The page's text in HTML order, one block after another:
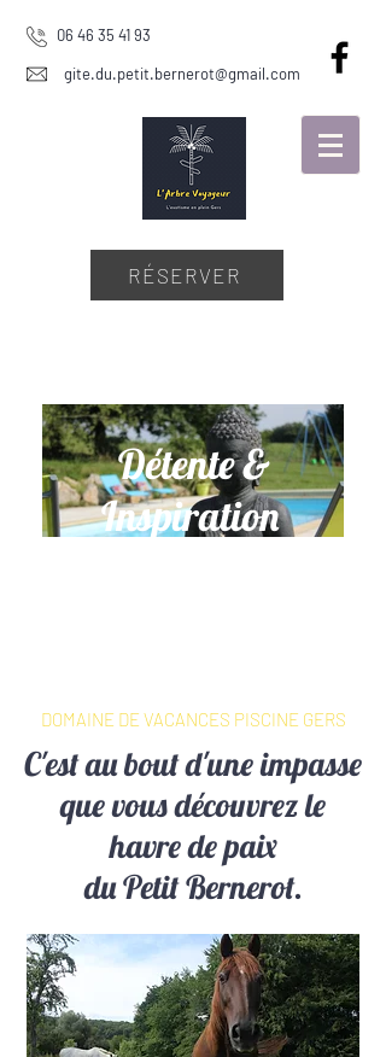
RÉSERVER
06 46 35 41 93
gite.du.petit.bernerot@gmail.com
Détente &
Inspiration
C'est au bout d'une impasse
que vous découvrez le
havre de paix
du Petit Bernerot.
DOMAINE DE VACANCES PISCINE GERS